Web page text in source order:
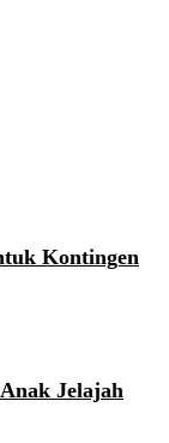
Kontingen
Jelajah